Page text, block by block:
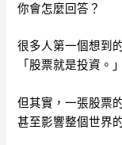
你會怎麼回答？
很多人第一個想到
「股票就是投資。」
但其實，一張股票
甚至影響整個世界